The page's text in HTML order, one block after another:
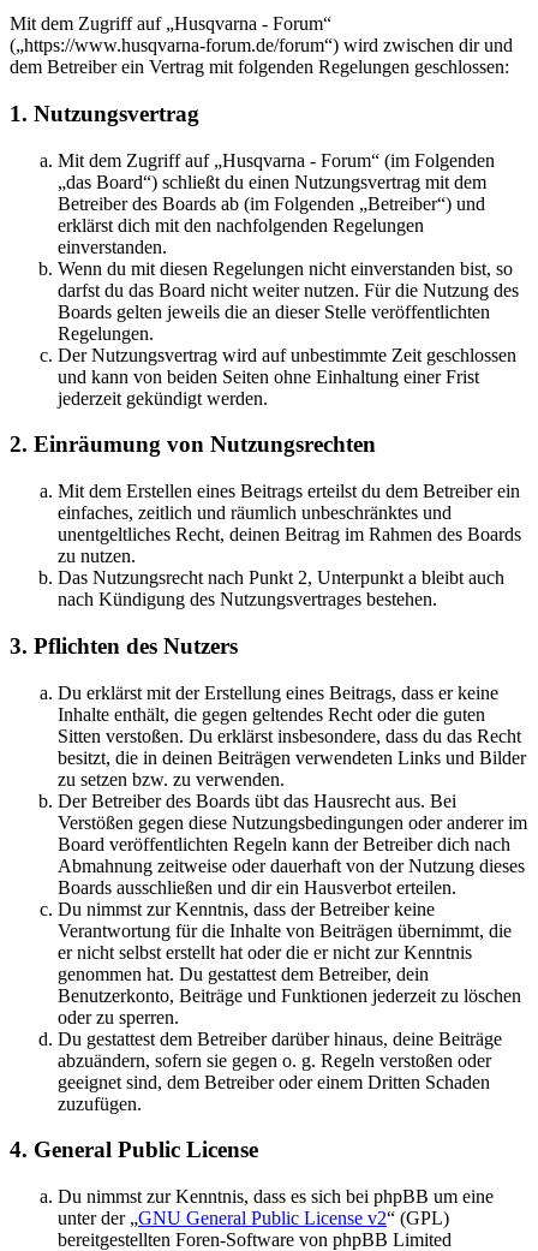
Mit dem Zugriff auf „Husqvarna - Forum“
(„https://www.husqvarna-forum.de/forum“) wird zwischen dir und
dem Betreiber ein Vertrag mit folgenden Regelungen geschlossen:
1. Nutzungsvertrag
Mit dem Zugriff auf „Husqvarna - Forum“ (im Folgenden
„das Board“) schließt du einen Nutzungsvertrag mit dem
Betreiber des Boards ab (im Folgenden „Betreiber“) und
erklärst dich mit den nachfolgenden Regelungen
einverstanden.
Wenn du mit diesen Regelungen nicht einverstanden bist, so
darfst du das Board nicht weiter nutzen. Für die Nutzung des
Boards gelten jeweils die an dieser Stelle veröffentlichten
Regelungen.
Der Nutzungsvertrag wird auf unbestimmte Zeit geschlossen
und kann von beiden Seiten ohne Einhaltung einer Frist
jederzeit gekündigt werden.
2. Einräumung von Nutzungsrechten
Mit dem Erstellen eines Beitrags erteilst du dem Betreiber ein
einfaches, zeitlich und räumlich unbeschränktes und
unentgeltliches Recht, deinen Beitrag im Rahmen des Boards
zu nutzen.
Das Nutzungsrecht nach Punkt 2, Unterpunkt a bleibt auch
nach Kündigung des Nutzungsvertrages bestehen.
3. Pflichten des Nutzers
Du erklärst mit der Erstellung eines Beitrags, dass er keine
Inhalte enthält, die gegen geltendes Recht oder die guten
Sitten verstoßen. Du erklärst insbesondere, dass du das Recht
besitzt, die in deinen Beiträgen verwendeten Links und Bilder
zu setzen bzw. zu verwenden.
Der Betreiber des Boards übt das Hausrecht aus. Bei
Verstößen gegen diese Nutzungsbedingungen oder anderer im
Board veröffentlichten Regeln kann der Betreiber dich nach
Abmahnung zeitweise oder dauerhaft von der Nutzung dieses
Boards ausschließen und dir ein Hausverbot erteilen.
Du nimmst zur Kenntnis, dass der Betreiber keine
Verantwortung für die Inhalte von Beiträgen übernimmt, die
er nicht selbst erstellt hat oder die er nicht zur Kenntnis
genommen hat. Du gestattest dem Betreiber, dein
Benutzerkonto, Beiträge und Funktionen jederzeit zu löschen
oder zu sperren.
Du gestattest dem Betreiber darüber hinaus, deine Beiträge
abzuändern, sofern sie gegen o. g. Regeln verstoßen oder
geeignet sind, dem Betreiber oder einem Dritten Schaden
zuzufügen.
4. General Public License
Du nimmst zur Kenntnis, dass es sich bei phpBB um eine
unter der „GNU General Public License v2“ (GPL)
bereitgestellten Foren-Software von phpBB Limited